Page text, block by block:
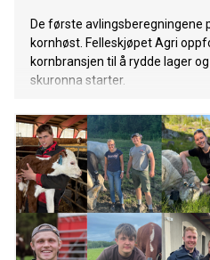
De første avlingsberegningene
kornhøst. Felleskjøpet Agri
kornbransjen til å rydde lager
skuronna starter.